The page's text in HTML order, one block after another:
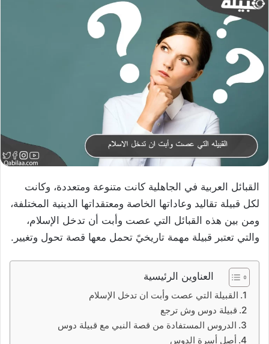
القبائل العربية في الجاهلية كانت متنوعة ومتعددة، وكانت
لكل قبيلة تقاليد وعاداتها الخاصة ومعتقداتها الدينية المختلفة،
ومن بين هذه القبائل التي عصت وأبت أن تدخل الإسلام،
والتي تعتبر قبيلة مهمة تاريخيً تحمل معها قصة تحول وتغيير.
العناوين الرئيسية
القبيلة التي عصت وأبت ان تدخل الإسلام
قبيلة دوس وش ترجع
الدروس المستفادة من قصة النبي مع قبيلة دوس
أصل أسرة الدوس